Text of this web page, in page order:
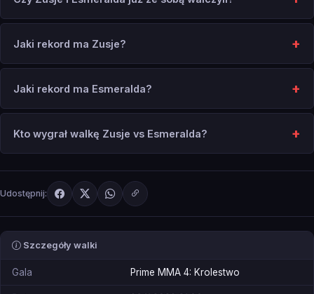
Jaki rekord ma Zusje?
Jaki rekord ma Esmeralda?
Kto wygrał walkę Zusje vs Esmeralda?
Udostępnij:
Szczegóły walki
Gala Prime MMA 4: Krolestwo